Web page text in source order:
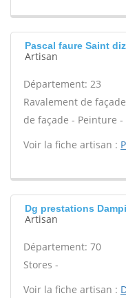
Pascal faure Saint
Artisan
Département: 23
Ravalement de
de façade - Peinture -
Voir la fiche artisan :
Dg prestations
Artisan
Département: 70
Stores -
Voir la fiche artisan :